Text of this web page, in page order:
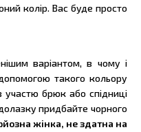
колір. Вас буде просто
варіантом, в чому і
такого кольору
брюк або спідниці
придбайте чорного
жінка, не здатна на